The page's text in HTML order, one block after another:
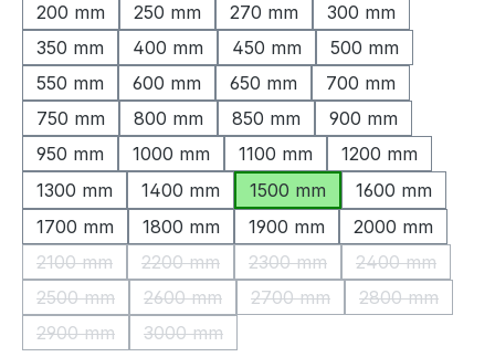
200 mm
250 mm 270 mm
300 mm
350 mm
400 mm 450 mm
500 mm
550 mm
600 mm 650 mm
700 mm
750 mm
800 mm 850 mm
900 mm
950 mm
1000 mm 1100 mm
1200 mm
1300 mm
1400 mm 1500 mm
1600 mm
1700 mm
1800 mm 1900 mm
2000 mm
2100 mm
(Diese Option ist zurzeit nicht verfügbar.)
2200 mm
(Diese Option ist zurzeit nicht verfügbar.)
2300 mm
(Diese Option ist zurzeit
2400 mm
(Diese
2500 mm
(Diese Option ist zurzeit nicht verfügbar.)
2600 mm
(Diese Option ist zurzeit nicht verfügbar.)
2700 mm
(Diese Option ist zurzeit
2800 mm
(Diese
2900 mm
(Diese Option ist zurzeit nicht verfügbar.)
3000 mm
(Diese Option ist zurzeit nicht verfügbar.)